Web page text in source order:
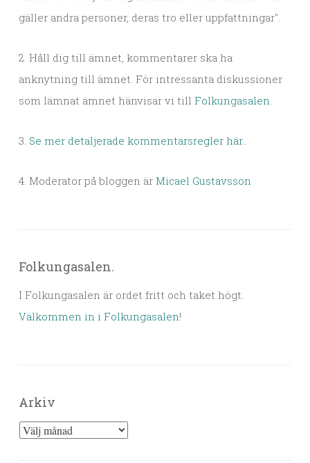
gäller andra personer, deras tro eller uppfattningar".
2. Håll dig till ämnet, kommentarer ska ha
anknytning till ämnet. För intressanta diskussioner
som lämnat ämnet hänvisar vi till Folkungasalen.
3. Se mer detaljerade kommentarsregler här..
4. Moderator på bloggen är Micael Gustavsson
Folkungasalen.
I Folkungasalen är ordet fritt och taket högt.
Välkommen in i Folkungasalen!
Arkiv
Arkiv